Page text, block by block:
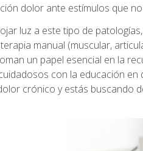
dolor ante estímulos que
luz a este tipo de
manual (muscular,
un papel esencial en la
con la educación
crónico y estás buscando